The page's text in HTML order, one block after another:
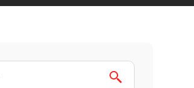
24 Hs.